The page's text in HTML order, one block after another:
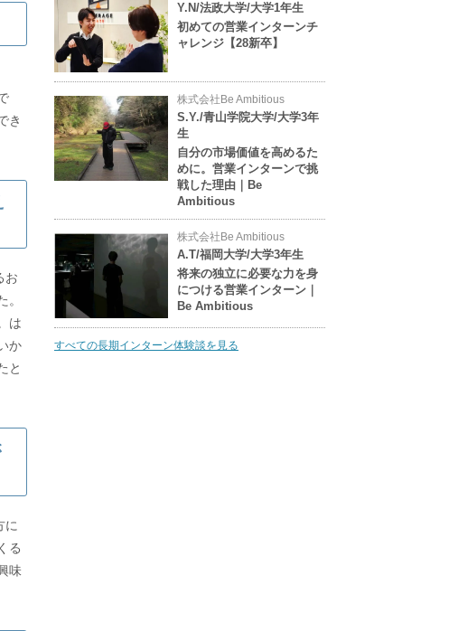
き
お
は
か
と
に
る
味
Y.N/法政大学/大学1年生
初めての営業インターンチ
ャレンジ【28新卒】
株式会社Be Ambitious
S.Y./青山学院大学/大学3年
生
自分の市場価値を高めるた
めに。営業インターンで挑
戦した理由｜Be
Ambitious
株式会社Be Ambitious
A.T/福岡大学/大学3年生
将来の独立に必要な力を身
につける営業インターン｜
Be Ambitious
すべての長期インターン体験談を見る